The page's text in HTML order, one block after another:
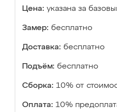
Цена: указана за
Замер: бесплатно
Доставка: бесплатно
Подъём: бесплатно
Сборка: 10% от
Оплата: 10%